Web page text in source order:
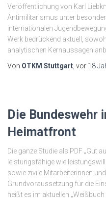
Veröffentlichung von Karl
Antimilitarismus unter
internationalen
Werk bedrückend aktuell,
analytischen Kernaussagen
Von OTKM Stuttgart , vor 18
Die Bundeswehr
Heimatfront
Die ganze Studie als PDF „Gut
leistungsfähige wie
sowie zivile Mitarbeiterinnen
Grundvoraussetzung für die
heißt es im aktuellen